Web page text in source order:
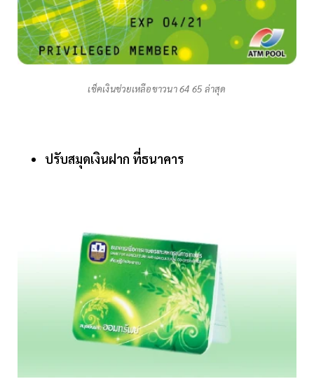
เช็คเงินช่วยเหลือขาวนา 64 65 ล่าสุด
ปรับสมุดเงินฝาก ที่ธนาคาร